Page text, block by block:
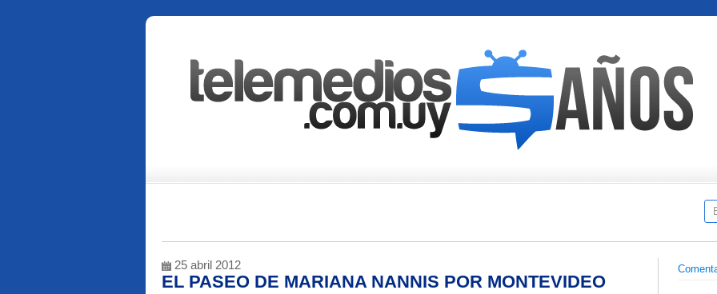
25 abril 2012
EL PASEO DE MARIANA NANNIS POR MONTEVIDEO